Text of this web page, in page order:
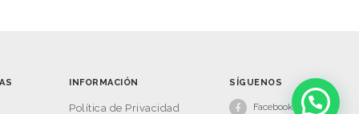
INFORMACIÓN
Política de Privacidad
SÍGUENOS
Facebook